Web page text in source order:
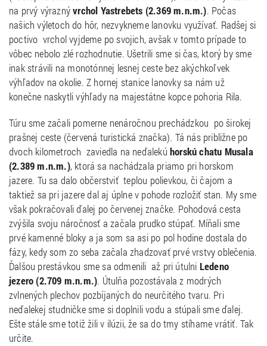
na prvý výraznývrchol Yastrebets (2.369 m.n.m.). Počas
našich výletoch do hôr, nezvykneme lanovku využívať. Radšej si
poctivo vrchol vyjdeme po svojich, avšak v tomto prípade to
vôbec nebolo zlé rozhodnutie. Ušetrili sme si čas, ktorý by sme
inak strávili na monotónnej lesnej ceste bez akýchkoľvek
výhľadov na okolie. Z hornej stanice lanovky sa nám už
konečne naskytli výhľady na majestátne kopce pohoria Rila.
Túru sme začali pomerne nenáročnou prechádzkou po širokej
prašnej ceste (červená turistická značka). Tá nás približne po
dvoch kilometroch zaviedla na neďalekú horskú chatu Musala
(2.389 m.n.m.), ktorá sa nachádzala priamo pri horskom
jazere. Tu sa dalo občerstviť teplou polievkou, či čajom a
taktiež sa pri jazere dal aj úplne v pohode rozložiť stan. My sme
však pokračovali ďalej po červenej značke. Pohodová cesta
zvýšila svoju náročnosť a začala prudko stúpať. Míňali sme
prvé kamenné bloky a ja som sa asi po pol hodine dostala do
fázy, kedy som zo seba začala zhadzovať prvé vrstvy oblečenia.
Ďalšou prestávkou sme sa odmenili až pri útulni Ledeno
jezero (2.709 m.n.m.). Útulňa pozostávala z modrých
zvlnených plechov pozbíjaných do neurčitého tvaru. Pri
neďalekej studničke sme si doplnili vodu a stúpali sme ďalej.
Ešte stále sme totiž žili v ilúzii, že sa do tmy stíhame vrátiť. Tak
určite.